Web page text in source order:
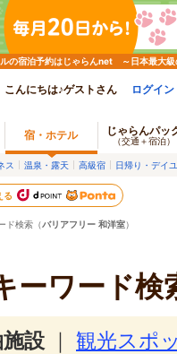
の宿泊予約はじゃらんnet ～日本最大級
こんにちは♪ゲストさん ログイン
宿・ホテル じゃらんパッ
（交通＋宿泊）
ス 温泉・露天 高級宿 日帰り・デイ
る
ド検索（バリアフリー 和洋室）
ーワード検
設 観光スポ